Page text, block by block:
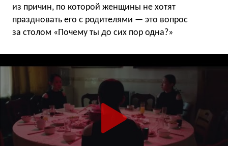
из причин, по которой женщины не хотят
праздновать его с родителями — это вопрос
за столом «Почему ты до сих пор одна?»